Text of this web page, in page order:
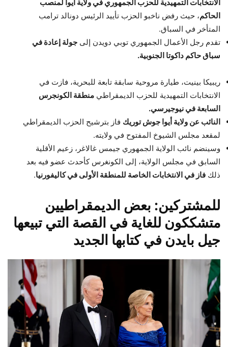
الانتخابات التمهيدية للحزب الجمهوري في ولاية أيوا لمنصب
الحاكم، حيث رفض ناخبو الحزب تأييد الرئيس دونالد ترامب
المتأخر في السباق.
تقدم رجل الأعمال الجمهوري توبي دويدن إلى جولة إعادة في
سباق حاكم داكوتا الجنوبية.
ريبيكا بينيت، طيارة مروحية سابقة تابعة للبحرية، فازت في
الانتخابات التمهيدية للحزب الديمقراطي منطقة الكونجرس
السابعة في نيوجيرسي.
النائب عن ولاية أيوا جوش توريك فاز بترشيح الحزب الديمقراطي
لمقعد مجلس الشيوخ المفتوح في ولايته.
وسينضم نائب الولاية الجمهوري جيمس غالاغر، زعيم الأقلية
السابق في مجلس الولاية، إلى الكونغرس كأحدث عضو فيه بعد
ذلك فاز في الانتخابات الخاصة للمنطقة الأولى في كاليفورنيا.
للمشتركين: بعض الديمقراطيين
متشككون للغاية في القصة التي تبيعها
جيل بايدن في كتابها الجديد